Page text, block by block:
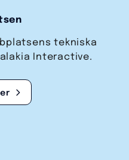
tekniska
Interactive.